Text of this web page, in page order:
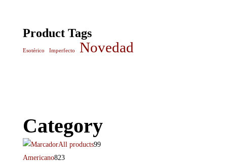
Product Tags
Esotérico Imperfecto Novedad
Category
All products99
Americano823